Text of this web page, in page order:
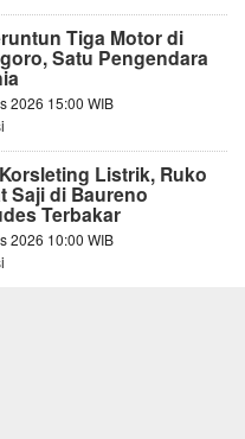
Tiga Motor di
Satu Pengendara
2026 15:00 WIB
Listrik, Ruko
Saji di Baureno
Terbakar
2026 10:00 WIB